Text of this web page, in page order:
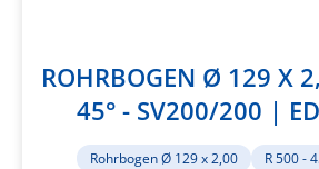
ROHRBOGEN Ø 129 X
45° - SV200/200 |
1.4301
Rohrbogen Ø 129 x 2,00
R 500 -